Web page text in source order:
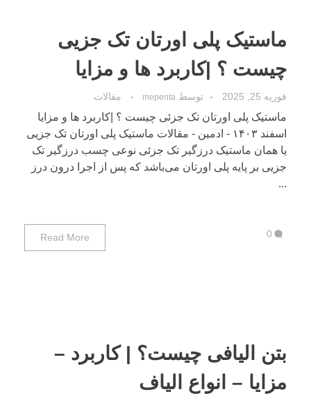
ماستیک پلی اورتان تک جزیی
چیست ؟ |کاربرد ها و مزایا
فوریه 25, 2025 توسط mepenta مقالات
ماستیک پلی اورتان تک جزئی چیست ؟ |کاربرد ها و مزایا
اسفند ۱۴۰۳ - ادمین - مقالات ماستیک پلی اورتان تک جزیی
یا همان ماستیک درزگیر تک جزئی نوعی چسب درزگیر تک
جزیی بر پایه پلی اورتان می‌باشد که پس از اجرا درون درز
...
Read More 0
بتن الیافی چیست؟ | کاربرد –
مزایا – انواع الیاف